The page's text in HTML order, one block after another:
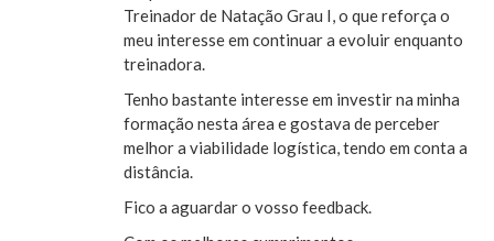
Treinador de Natação Grau I, o que reforça o
meu interesse em continuar a evoluir enquanto
treinadora.
Tenho bastante interesse em investir na minha
formação nesta área e gostava de perceber
melhor a viabilidade logística, tendo em conta a
distância.
Fico a aguardar o vosso feedback.